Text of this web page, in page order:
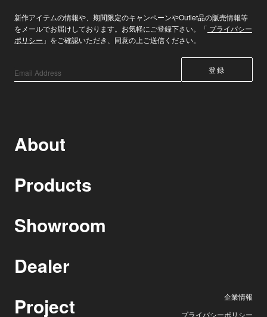
新作アイテムの情報や、期間限定のキャンペーンやOutlet品の販売情報等
をメールでお届けしております。お気軽にご登録下さい。「 プライバシー
ポリシー 」をご確認いただき、同意の上ご送信ください。
About
Products
Showroom
Dealer
Project
企業情報
プライバシーポリシー